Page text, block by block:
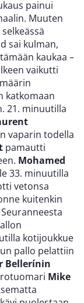
painui
Muuten
sai kulman,
kaukaa –
vaikutti
katkomaan
21. minuutilla
vaparin todella
pamautti
Mohamed
33. minuutilla
vetonsa
kuitenkin
kotijoukkue
pallo pelattiin
Bellerínin
Mike